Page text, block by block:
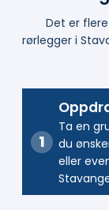
Det er
rørlegger i
Ta en
du
eller